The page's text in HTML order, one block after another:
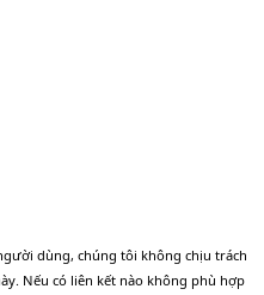
dùng, chúng tôi không chịu trách
Nếu có liên kết nào không phù hợp